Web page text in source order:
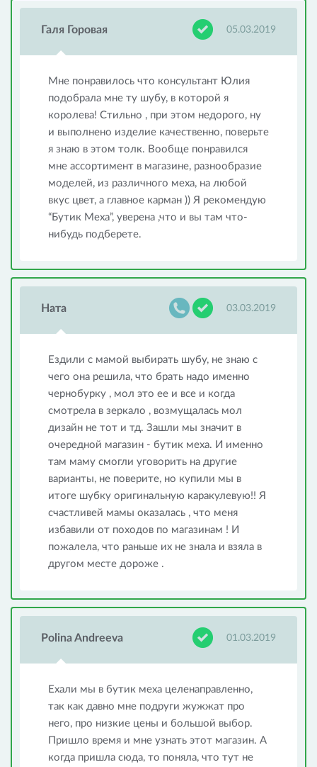
Галя Горовая 05.03.2019
Мне понравилось что консультант Юлия
подобрала мне ту шубу, в которой я
королева! Стильно , при этом недорого, ну
и выполнено изделие качественно, поверьте
я знаю в этом толк. Вообще понравился
мне ассортимент в магазине, разнообразие
моделей, из различного меха, на любой
вкус цвет, а главное карман )) Я рекомендую
“Бутик Меха”, уверена ,что и вы там что-
нибудь подберете.
Ната 03.03.2019
Ездили с мамой выбирать шубу, не знаю с
чего она решила, что брать надо именно
чернобурку , мол это ее и все и когда
смотрела в зеркало , возмущалась мол
дизайн не тот и тд. Зашли мы значит в
очередной магазин - бутик меха. И именно
там маму смогли уговорить на другие
варианты, не поверите, но купили мы в
итоге шубку оригинальную каракулевую!! Я
счастливей мамы оказалась , что меня
избавили от походов по магазинам ! И
пожалела, что раньше их не знала и взяла в
другом месте дороже .
Polina Andreeva 01.03.2019
Ехали мы в бутик меха целенаправленно,
так как давно мне подруги жужжат про
него, про низкие цены и большой выбор.
Пришло время и мне узнать этот магазин. А
когда пришла сюда, то поняла, что тут не